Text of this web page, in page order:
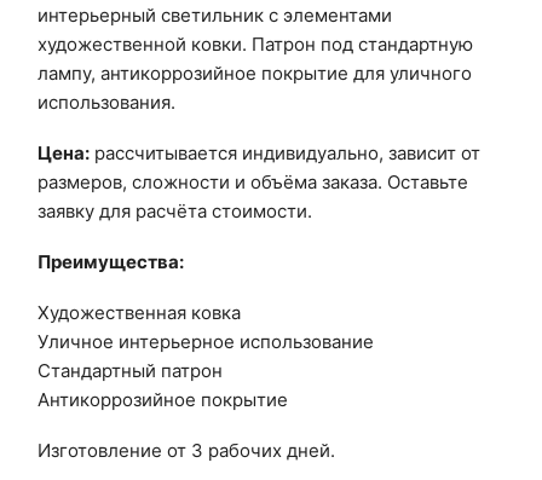
интерьерный светильник с элементами
художественной ковки. Патрон под стандартную
лампу, антикоррозийное покрытие для уличного
использования.
Цена: рассчитывается индивидуально, зависит от
размеров, сложности и объёма заказа. Оставьте
заявку для расчёта стоимости.
Преимущества:
Художественная ковка
Уличное интерьерное использование
Стандартный патрон
Антикоррозийное покрытие
Изготовление от 3 рабочих дней.